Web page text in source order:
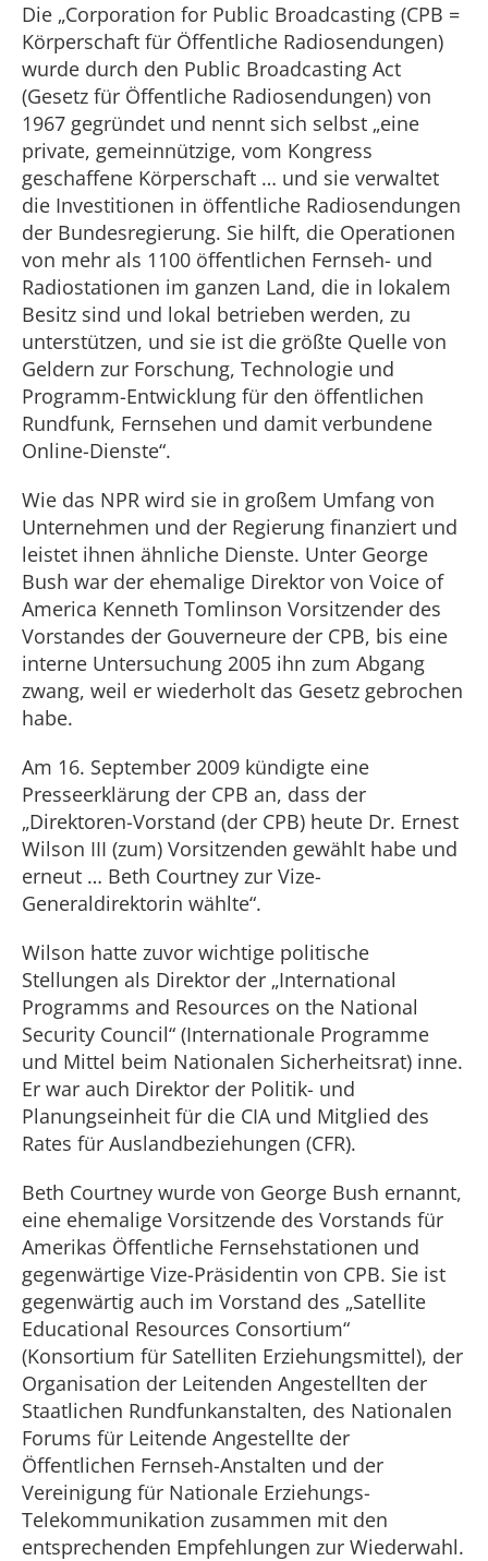
Die „Corporation for Public Broadcasting (CPB =
Körperschaft für Öffentliche Radiosendungen)
wurde durch den Public Broadcasting Act
(Gesetz für Öffentliche Radiosendungen) von
1967 gegründet und nennt sich selbst „eine
private, gemeinnützige, vom Kongress
geschaffene Körperschaft … und sie verwaltet
die Investitionen in öffentliche Radiosendungen
der Bundesregierung. Sie hilft, die Operationen
von mehr als 1100 öffentlichen Fernseh- und
Radiostationen im ganzen Land, die in lokalem
Besitz sind und lokal betrieben werden, zu
unterstützen, und sie ist die größte Quelle von
Geldern zur Forschung, Technologie und
Programm-Entwicklung für den öffentlichen
Rundfunk, Fernsehen und damit verbundene
Online-Dienste“.
Wie das NPR wird sie in großem Umfang von
Unternehmen und der Regierung finanziert und
leistet ihnen ähnliche Dienste. Unter George
Bush war der ehemalige Direktor von Voice of
America Kenneth Tomlinson Vorsitzender des
Vorstandes der Gouverneure der CPB, bis eine
interne Untersuchung 2005 ihn zum Abgang
zwang, weil er wiederholt das Gesetz gebrochen
habe.
Am 16. September 2009 kündigte eine
Presseerklärung der CPB an, dass der
„Direktoren-Vorstand (der CPB) heute Dr. Ernest
Wilson III (zum) Vorsitzenden gewählt habe und
erneut … Beth Courtney zur Vize-
Generaldirektorin wählte“.
Wilson hatte zuvor wichtige politische
Stellungen als Direktor der „International
Programms and Resources on the National
Security Council“ (Internationale Programme
und Mittel beim Nationalen Sicherheitsrat) inne.
Er war auch Direktor der Politik- und
Planungseinheit für die CIA und Mitglied des
Rates für Auslandbeziehungen (CFR).
Beth Courtney wurde von George Bush ernannt,
eine ehemalige Vorsitzende des Vorstands für
Amerikas Öffentliche Fernsehstationen und
gegenwärtige Vize-Präsidentin von CPB. Sie ist
gegenwärtig auch im Vorstand des „Satellite
Educational Resources Consortium“
(Konsortium für Satelliten Erziehungsmittel), der
Organisation der Leitenden Angestellten der
Staatlichen Rundfunkanstalten, des Nationalen
Forums für Leitende Angestellte der
Öffentlichen Fernseh-Anstalten und der
Vereinigung für Nationale Erziehungs-
Telekommunikation zusammen mit den
entsprechenden Empfehlungen zur Wiederwahl.